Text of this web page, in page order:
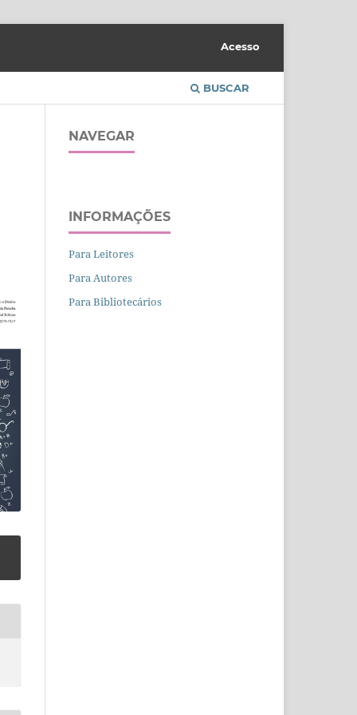
BUSCAR
Acesso
NAVEGAR
INFORMAÇÕES
Para Leitores
Para Autores
Para Bibliotecários